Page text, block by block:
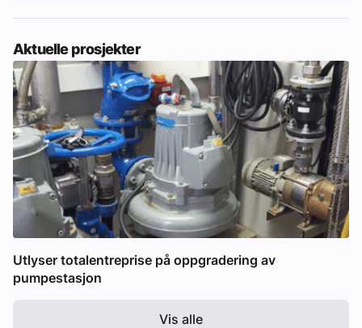
Aktuelle prosjekter
Utlyser totalentreprise på oppgradering av
pumpestasjon
Vis alle